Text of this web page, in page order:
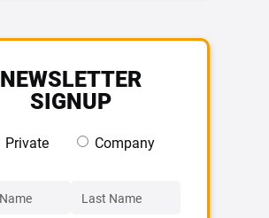
NEWSLETTER
SIGNUP
Private
Company